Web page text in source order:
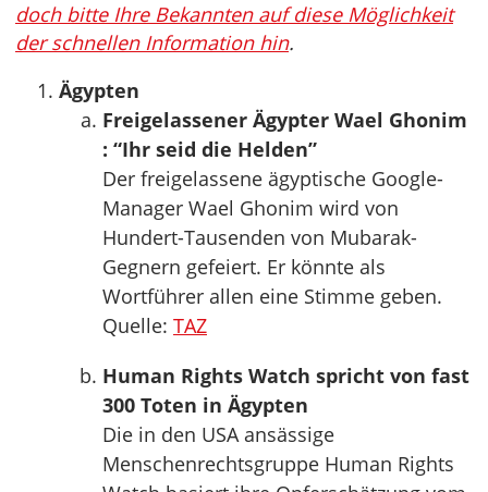
doch bitte Ihre Bekannten auf diese Möglichkeit
der schnellen Information hin.
Ägypten
Freigelassener Ägypter Wael Ghonim
: “Ihr seid die Helden”
Der freigelassene ägyptische Google-
Manager Wael Ghonim wird von
Hundert-Tausenden von Mubarak-
Gegnern gefeiert. Er könnte als
Wortführer allen eine Stimme geben.
Quelle: TAZ
Human Rights Watch spricht von fast
300 Toten in Ägypten
Die in den USA ansässige
Menschenrechtsgruppe Human Rights